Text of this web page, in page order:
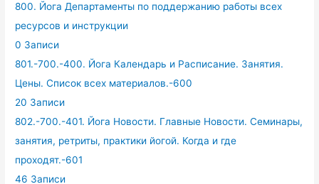
800. Йога Департаменты по поддержанию работы всех
ресурсов и инструкции
0 Записи
801.-700.-400. Йога Календарь и Расписание. Занятия.
Цены. Список всех материалов.-600
20 Записи
802.-700.-401. Йога Новости. Главные Новости. Семинары,
занятия, ретриты, практики йогой. Когда и где
проходят.-601
46 Записи